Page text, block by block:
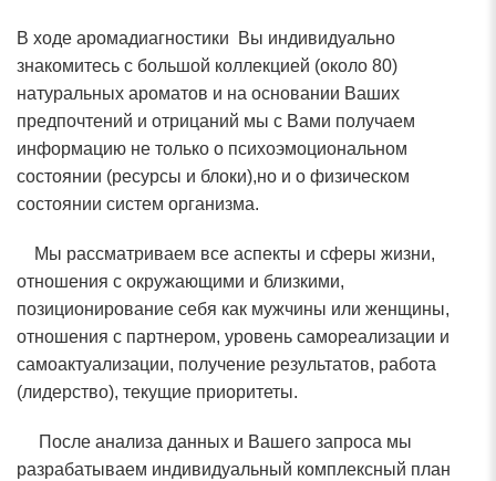
В ходе аромадиагностики Вы индивидуально
знакомитесь с большой коллекцией (около 80)
натуральных ароматов и на основании Ваших
предпочтений и отрицаний мы с Вами получаем
информацию не только о психоэмоциональном
состоянии (ресурсы и блоки),но и о физическом
состоянии систем организма.
Мы рассматриваем все аспекты и сферы жизни,
отношения с окружающими и близкими,
позиционирование себя как мужчины или женщины,
отношения с партнером, уровень самореализации и
самоактуализации, получение результатов, работа
(лидерство), текущие приоритеты.
После анализа данных и Вашего запроса мы
разрабатываем индивидуальный комплексный план